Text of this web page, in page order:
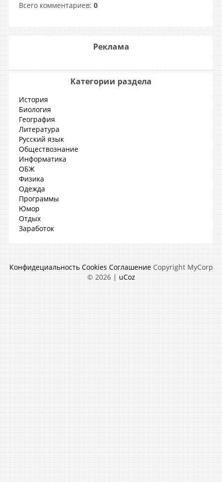
Всего комментариев: 0
Реклама
Категории раздела
История
Биология
География
Литература
Русский язык
Обществознание
Информатика
ОБЖ
Физика
Одежда
Программы
Юмор
Отдых
Заработок
Конфидециальность Cookies Соглашение Copyright MyCorp
© 2026| uCoz